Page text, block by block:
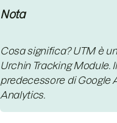
Nota
Cosa significa? UTM è
Urchin Tracking Module.
predecessore di Google
Analytics.